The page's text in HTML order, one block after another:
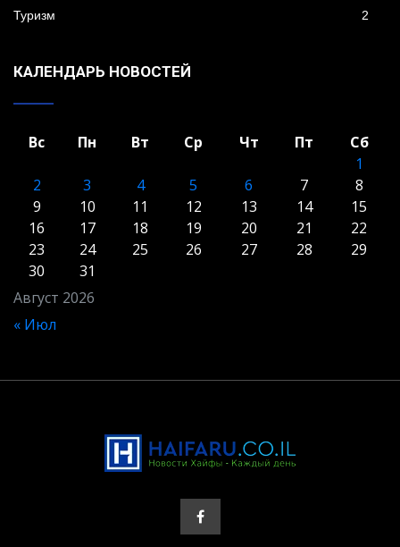
Туризм 2
КАЛЕНДАРЬ НОВОСТЕЙ
Август 2026
Вс Пн Вт Ср Чт Пт
Сб
1
2
3 4 5 6 7
8
9
10 11 12 13 14
15
16
17 18 19 20 21
22
23
24 25 26 27 28
29
30
31
« Июл